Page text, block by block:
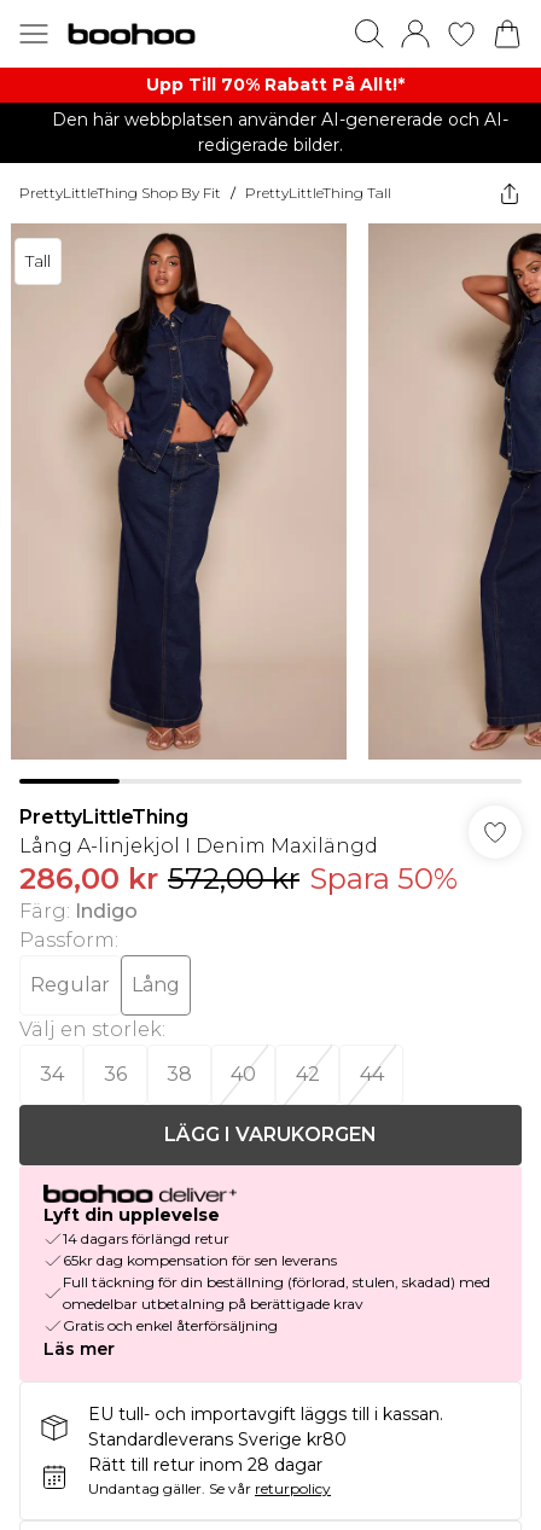
Upp Till 70% Rabatt På Allt!*
Den här webbplatsen använder AI-genererade och AI-
redigerade bilder.
PrettyLittleThing Shop By Fit / PrettyLittleThing Tall
Tall
PrettyLittleThing
Lång A-linjekjol I Denim Maxilängd
286,00 kr 572,00 kr Spara 50%
Färg: Indigo
Passform:
Regular
Lång
Välj en storlek:
34
36 38 40 42 44
LÄGG I VARUKORGEN
Lyft din upplevelse
14 dagars förlängd retur
65kr dag kompensation för sen leverans
Full täckning för din beställning (förlorad, stulen, skadad) med
omedelbar utbetalning på berättigade krav
Gratis och enkel återförsäljning
Läs mer
EU tull- och importavgift läggs till i kassan.
Standardleverans Sverige kr80
Rätt till retur inom 28 dagar
Undantag gäller. Se vår returpolicy